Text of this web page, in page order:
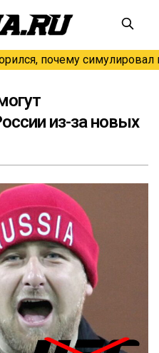
почему симулировал
из-за новых